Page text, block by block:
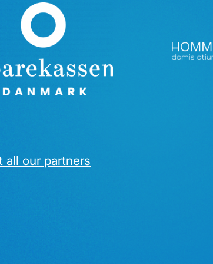
all our partners